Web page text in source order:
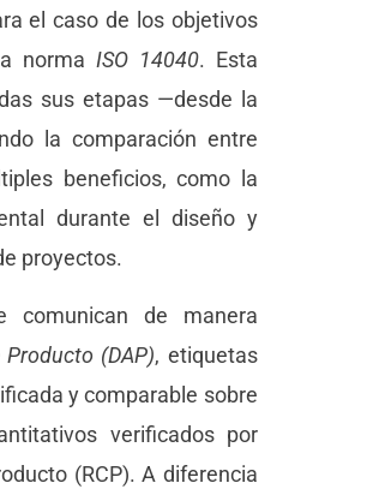
el caso de los objetivos
norma ISO 14040. Esta
sus etapas —desde la
la comparación entre
beneficios, como la
durante el diseño y
proyectos.
comunican de manera
(DAP), etiquetas
y comparable sobre
verificados por
(RCP). A diferencia